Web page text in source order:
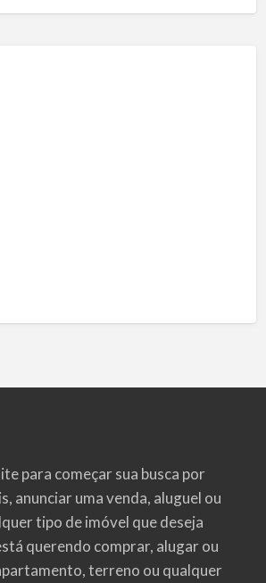
para começar sua busca por
, anunciar uma venda, aluguel ou
tipo de imóvel que deseja
querendo comprar, alugar ou
terreno ou qualquer